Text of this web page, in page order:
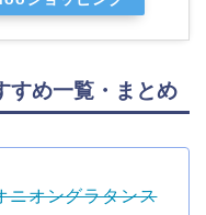
すめ一覧・まとめ
ニオングラタンス